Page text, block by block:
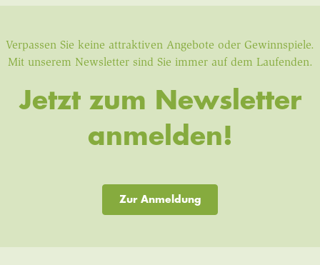
Verpassen Sie keine attraktiven Angebote oder Gewinnspiele.
Mit unserem Newsletter sind Sie immer auf dem Laufenden.
Jetzt zum Newsletter
anmelden!
Zur Anmeldung